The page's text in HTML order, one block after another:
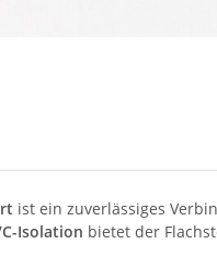
ist ein zuverlässiges
Isolation bietet der